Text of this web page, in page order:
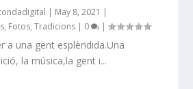
| May 8, 2021 |
, Fotos,Tradicions | 0 |
a una gent esplèndida.Una
la música,la gent i...